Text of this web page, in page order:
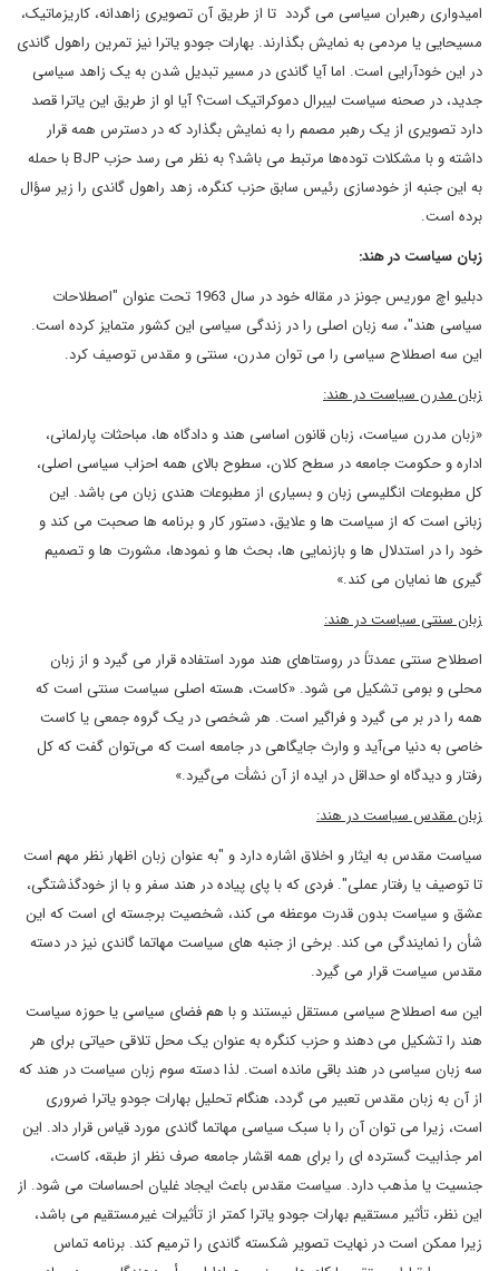
امیدواری رهبران سیاسی می گردد تا از طریق آن تصویری زاهدانه، کاریزماتیک،
مسیحایی یا مردمی به نمایش بگذارند. بهارات جودو یاترا نیز تمرین راهول گاندی
در این خودآرایی است. اما آیا گاندی در مسیر تبدیل شدن به یک زاهد سیاسی
جدید، در صحنه سیاست لیبرال دموکراتیک است؟ آیا او از طریق این یاترا قصد
دارد تصویری از یک رهبر مصمم را به نمایش بگذارد که در دسترس همه قرار
داشته و با مشکلات توده‌ها مرتبط می باشد؟ به نظر می رسد حزب BJP با حمله
به این جنبه از خودسازی رئیس سابق حزب کنگره، زهد راهول گاندی را زیر سؤال
برده است.
زبان سیاست در هند:
دبلیو اچ موریس جونز در مقاله خود در سال 1963 تحت عنوان "اصطلاحات
سیاسی هند"، سه زبان اصلی را در زندگی سیاسی این کشور متمایز کرده است.
این سه اصطلاح سیاسی را می توان مدرن، سنتی و مقدس توصیف کرد.
زبان مدرن سیاست در هند:
«زبان مدرن سیاست، زبان قانون اساسی هند و دادگاه ها، مباحثات پارلمانی،
اداره و حکومت جامعه در سطح کلان، سطوح بالای همه احزاب سیاسی اصلی،
کل مطبوعات انگلیسی زبان و بسیاری از مطبوعات هندی زبان می باشد. این
زبانی است که از سیاست ها و علایق، دستور کار و برنامه ها صحبت می کند و
خود را در استدلال ها و بازنمایی ها، بحث ها و نمودها، مشورت ها و تصمیم
گیری ها نمایان می کند.»
زبان سنتی سیاست در هند:
اصطلاح سنتی عمدتاً در روستاهای هند مورد استفاده قرار می گیرد و از زبان
محلی و بومی تشکیل می شود. «کاست، هسته اصلی سیاست سنتی است که
همه را در بر می گیرد و فراگیر است. هر شخصی در یک گروه جمعی یا کاست
خاصی به دنیا می‌آید و وارث جایگاهی در جامعه است که می‌توان گفت که کل
رفتار و دیدگاه او حداقل در ایده از آن نشأت می‌گیرد.»
زبان مقدس سیاست در هند:
سیاست مقدس به ایثار و اخلاق اشاره دارد و "به عنوان زبان اظهار نظر مهم است
تا توصیف یا رفتار عملی". فردی که با پای پیاده در هند سفر و با از خودگذشتگی،
عشق و سیاست بدون قدرت موعظه می کند، شخصیت برجسته ای است که این
شأن را نمایندگی می کند. برخی از جنبه های سیاست مهاتما گاندی نیز در دسته
مقدس سیاست قرار می گیرد.
این سه اصطلاح سیاسی مستقل نیستند و با هم فضای سیاسی یا حوزه سیاست
هند را تشکیل می دهند و حزب کنگره به عنوان یک محل تلاقی حیاتی برای هر
سه زبان سیاسی در هند باقی مانده است. لذا دسته سوم زبان سیاست در هند که
از آن به زبان مقدس تعبیر می گردد، هنگام تحلیل بهارات جودو یاترا ضروری
است، زیرا می توان آن را با سبک سیاسی مهاتما گاندی مورد قیاس قرار داد. این
امر جذابیت گسترده ای را برای همه اقشار جامعه صرف نظر از طبقه، کاست،
جنسیت یا مذهب دارد. سیاست مقدس باعث ایجاد غلیان احساسات می شود. از
این نظر، تأثیر مستقیم بهارات جودو یاترا کمتر از تأثیرات غیرمستقیم می باشد،
زیرا ممکن است در نهایت تصویر شکسته گاندی را ترمیم کند. برنامه تماس